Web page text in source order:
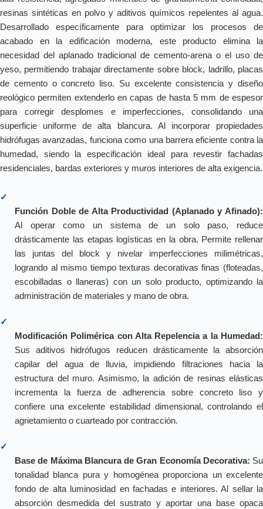
resinas sintéticas en polvo y aditivos químicos repelentes al agua.
Desarrollado específicamente para optimizar los procesos de
acabado en la edificación moderna, este producto elimina la
necesidad del aplanado tradicional de cemento-arena o el uso de
yeso, permitiendo trabajar directamente sobre block, ladrillo, placas
de cemento o concreto liso. Su excelente consistencia y diseño
reológico permiten extenderlo en capas de hasta 5 mm de espesor
para corregir desplomes e imperfecciones, consolidando una
superficie uniforme de alta blancura. Al incorporar propiedades
hidrófugas avanzadas, funciona como una barrera eficiente contra la
humedad, siendo la especificación ideal para revestir fachadas
residenciales, bardas exteriores y muros interiores de alta exigencia.
✓
Función Doble de Alta Productividad (Aplanado y Afinado):
Al operar como un sistema de un solo paso, reduce
drásticamente las etapas logísticas en la obra. Permite rellenar
las juntas del block y nivelar imperfecciones milimétricas,
logrando al mismo tiempo texturas decorativas finas (floteadas,
escobilladas o llaneras) con un solo producto, optimizando la
administración de materiales y mano de obra.
✓
Modificación Polimérica con Alta Repelencia a la Humedad:
Sus aditivos hidrófugos reducen drásticamente la absorción
capilar del agua de lluvia, impidiendo filtraciones hacia la
estructura del muro. Asimismo, la adición de resinas elásticas
incrementa la fuerza de adherencia sobre concreto liso y
confiere una excelente estabilidad dimensional, controlando el
agrietamiento o cuarteado por contracción.
✓
Base de Máxima Blancura de Gran Economía Decorativa: Su
tonalidad blanca pura y homogénea proporciona un excelente
fondo de alta luminosidad en fachadas e interiores. Al sellar la
absorción desmedida del sustrato y aportar una base opaca